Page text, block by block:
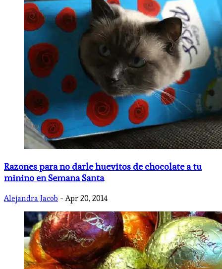
Razones para no darle huevitos de chocolate a tu
minino en Semana Santa
Alejandra Jacob - Apr 20, 2014